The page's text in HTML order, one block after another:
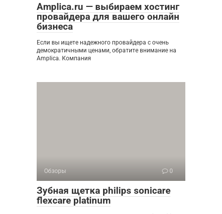
Amplica.ru — выбираем хостинг
провайдера для вашего онлайн
бизнеса
Если вы ищете надежного провайдера с очень
демократичными ценами, обратите внимание на
Amplica. Компания
Обзоры 0
Зубная щетка philips sonicare
flexcare platinum